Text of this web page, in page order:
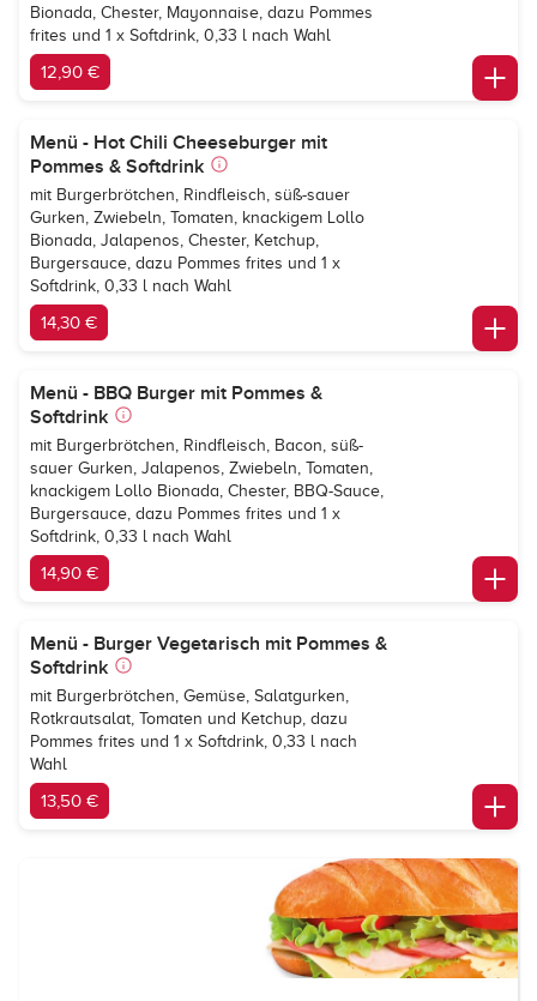
Bionada, Chester, Mayonnaise, dazu Pommes
frites und 1 x Softdrink, 0,33 l nach Wahl
12,90 €
Menü - Hot Chili Cheeseburger mit
Pommes & Softdrink
mit Burgerbrötchen, Rindfleisch, süß-sauer
Gurken, Zwiebeln, Tomaten, knackigem Lollo
Bionada, Jalapenos, Chester, Ketchup,
Burgersauce, dazu Pommes frites und 1 x
Softdrink, 0,33 l nach Wahl
14,30 €
Menü - BBQ Burger mit Pommes &
Softdrink
mit Burgerbrötchen, Rindfleisch, Bacon, süß-
sauer Gurken, Jalapenos, Zwiebeln, Tomaten,
knackigem Lollo Bionada, Chester, BBQ-Sauce,
Burgersauce, dazu Pommes frites und 1 x
Softdrink, 0,33 l nach Wahl
14,90 €
Menü - Burger Vegetarisch mit Pommes &
Softdrink
mit Burgerbrötchen, Gemüse, Salatgurken,
Rotkrautsalat, Tomaten und Ketchup, dazu
Pommes frites und 1 x Softdrink, 0,33 l nach
Wahl
13,50 €